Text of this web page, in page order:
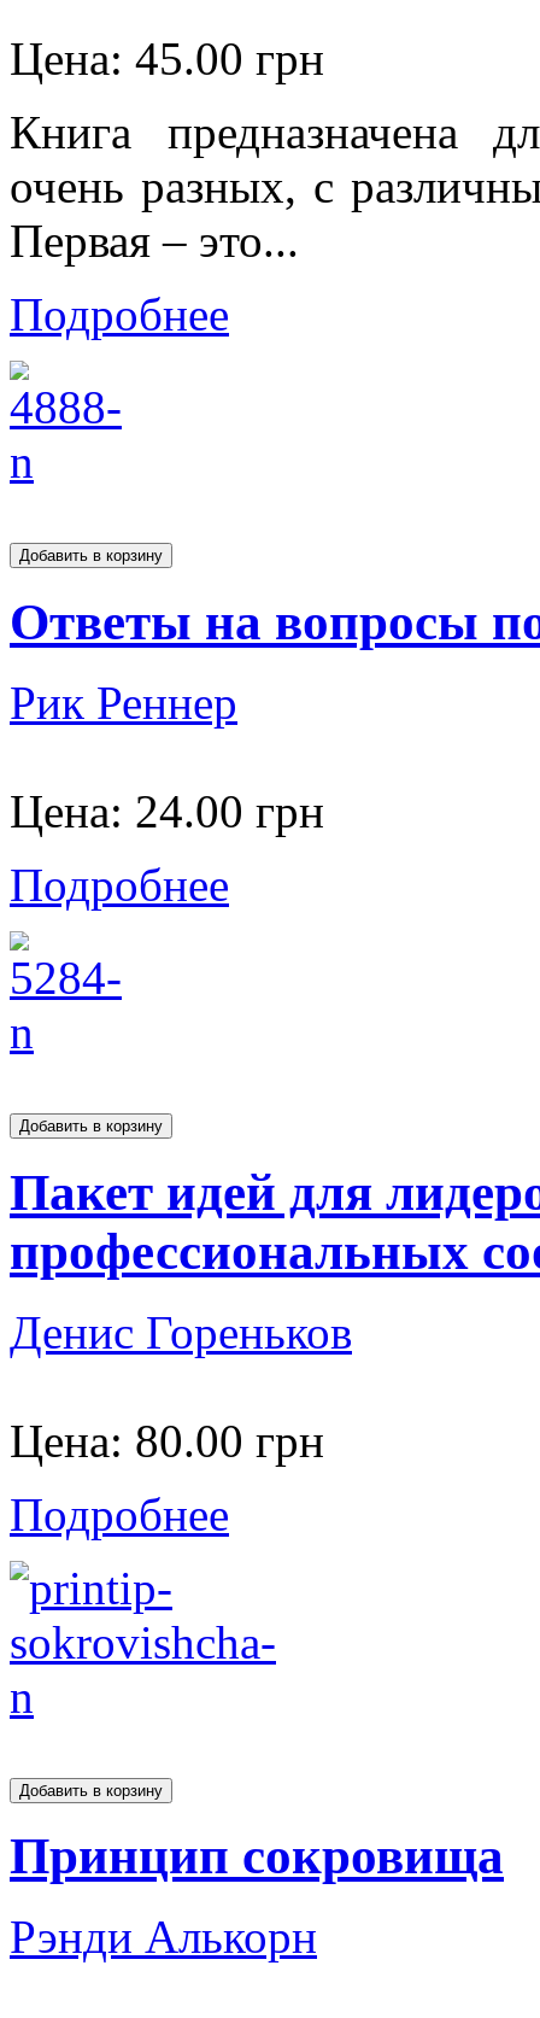
Цена: 45.00 грн
Книга предназначена
очень разных, с
Первая – это...
Подробнее
Ответы на вопросы
Рик Реннер
Цена: 24.00 грн
Подробнее
Пакет идей для
профессиональных
Денис Гореньков
Цена: 80.00 грн
Подробнее
Принцип сокровища
Рэнди Алькорн